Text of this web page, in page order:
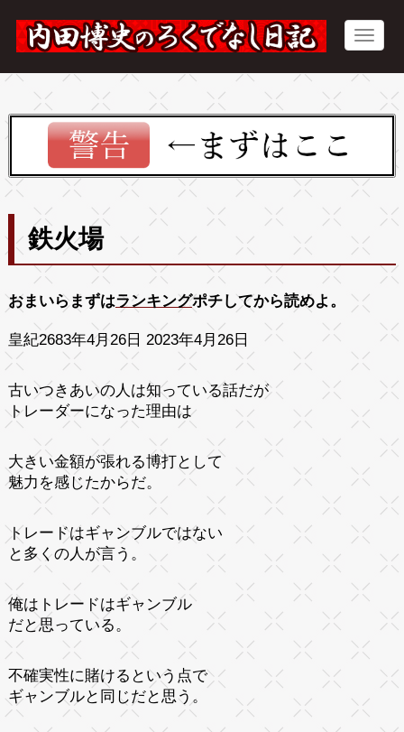
鉄火場
おまいらまずはランキングポチしてから読めよ。
皇紀2683年4月26日 2023年4月26日
古いつきあいの人は知っている話だが
トレーダーになった理由は
大きい金額が張れる博打として
魅力を感じたからだ。
トレードはギャンブルではない
と多くの人が言う。
俺はトレードはギャンブル
だと思っている。
不確実性に賭けるという点で
ギャンブルと同じだと思う。